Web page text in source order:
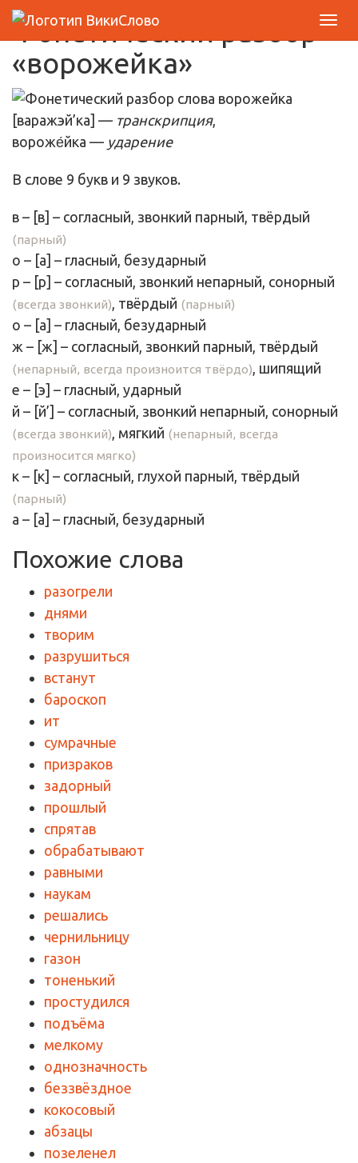
Фонетический разбор
«ворожейка»
[варажэй’ка] — транскрипция,
вороже́йка — ударение
В слове 9 букв и 9 звуков.
в – [в] – согласный, звонкий парный, твёрдый
(парный)
о – [а] – гласный , безударный
р – [р] – согласный, звонкий непарный, сонорный
(всегда звонкий) твёрдый (парный)
о – [а] – гласный , безударный
ж – [ж] – согласный, звонкий парный, твёрдый
(непарный, всегда произноится твёрдо) , шипящий
е – [э] – гласный , ударный
й – [й’] – согласный, звонкий непарный, сонорный
(всегда звонкий) мягкий (непарный, всегда
произносится мягко)
к – [к] – согласный, глухой парный, твёрдый
(парный)
а – [а] – гласный , безударный
Похожие слова
разогрели
днями
творим
разрушиться
встанут
бароскоп
ит
сумрачные
призраков
задорный
прошлый
спрятав
обрабатывают
равными
наукам
решались
чернильницу
газон
тоненький
простудился
подъёма
мелкому
однозначность
беззвёздное
кокосовый
абзацы
позеленел